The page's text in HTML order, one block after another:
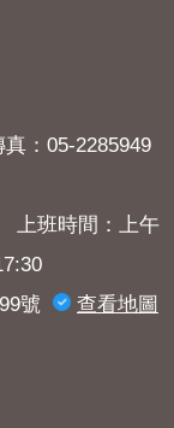
真：05-2285949
班時間：上午
號
查看地圖